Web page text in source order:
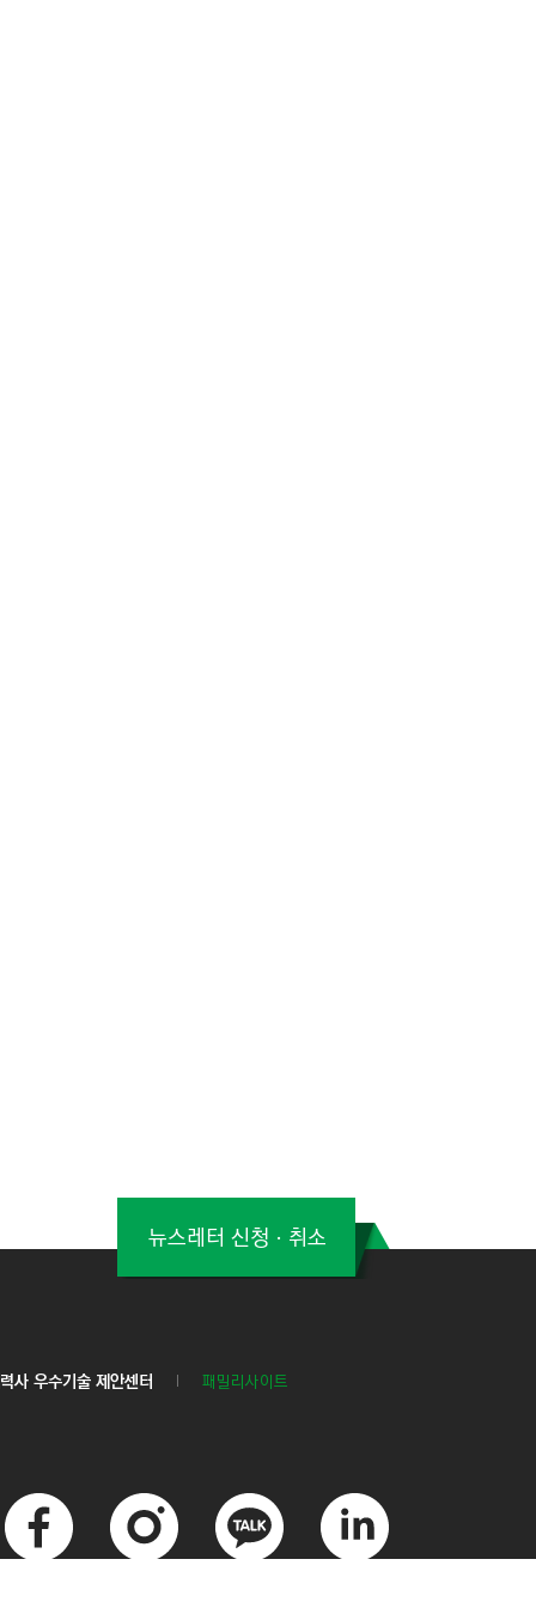
뉴스레터 신청ㆍ취소
사 우수기술 제안센터 패밀리사이트